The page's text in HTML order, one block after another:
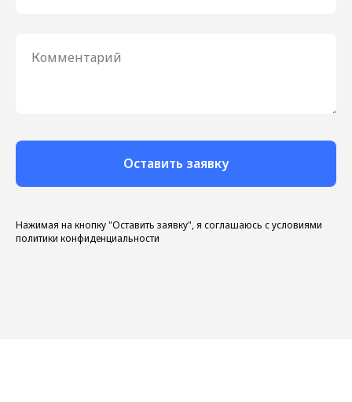
Комментарий
Оставить заявку
Нажимая на кнопку "Оставить заявку", я соглашаюсь с условиями
политики конфиденциальности